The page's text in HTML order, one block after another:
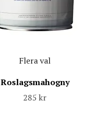
Flera val
Roslagsmahogny
285 kr